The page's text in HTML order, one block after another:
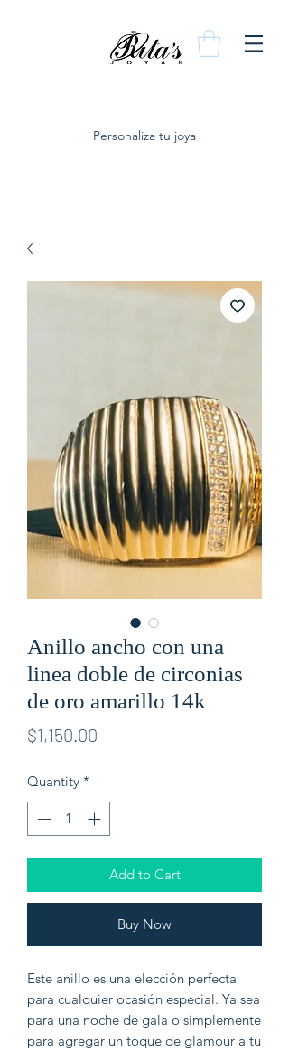
Personaliza tu joya
Anillo ancho con una
linea doble de circonias
de oro amarillo 14k
$1,150.00
Quantity *
Add to Cart
Buy Now
Este anillo es una elección perfecta
para cualquier ocasión especial. Ya sea
para una noche de gala o simplemente
para agregar un toque de glamour a tu